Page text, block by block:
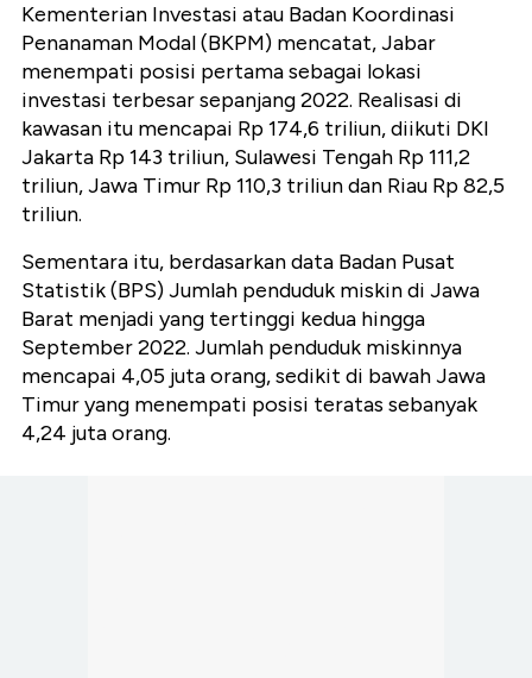
Kementerian Investasi atau Badan Koordinasi
Penanaman Modal (BKPM) mencatat, Jabar
menempati posisi pertama sebagai lokasi
investasi terbesar sepanjang 2022. Realisasi di
kawasan itu mencapai Rp 174,6 triliun, diikuti DKI
Jakarta Rp 143 triliun, Sulawesi Tengah Rp 111,2
triliun, Jawa Timur Rp 110,3 triliun dan Riau Rp 82,5
triliun.
Sementara itu, berdasarkan data Badan Pusat
Statistik (BPS) Jumlah penduduk miskin di Jawa
Barat menjadi yang tertinggi kedua hingga
September 2022. Jumlah penduduk miskinnya
mencapai 4,05 juta orang, sedikit di bawah Jawa
Timur yang menempati posisi teratas sebanyak
4,24 juta orang.